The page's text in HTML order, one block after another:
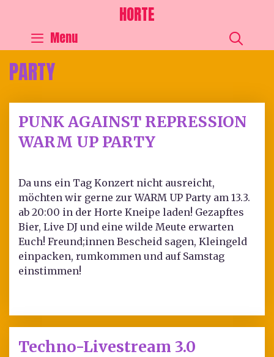
HORTE
Menu
PARTY
PUNK AGAINST REPRESSION
WARM UP PARTY
Da uns ein Tag Konzert nicht ausreicht,
möchten wir gerne zur WARM UP Party am 13.3.
ab 20:00 in der Horte Kneipe laden! Gezapftes
Bier, Live DJ und eine wilde Meute erwarten
Euch! Freund;innen Bescheid sagen, Kleingeld
einpacken, rumkommen und auf Samstag
einstimmen!
Techno-Livestream 3.0